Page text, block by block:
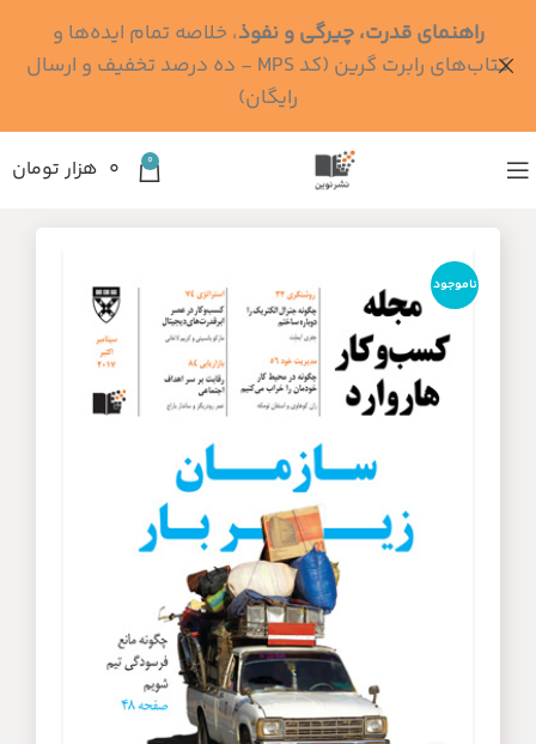
0 ۰ هزار تومان
ناموجود
راهنمای قدرت، چیرگی و نفوذ، خلاصه تمام ایده‌ها و
کتاب‌های رابرت گرین (کد MPS - ده درصد تخفیف و ارسال
رایگان)